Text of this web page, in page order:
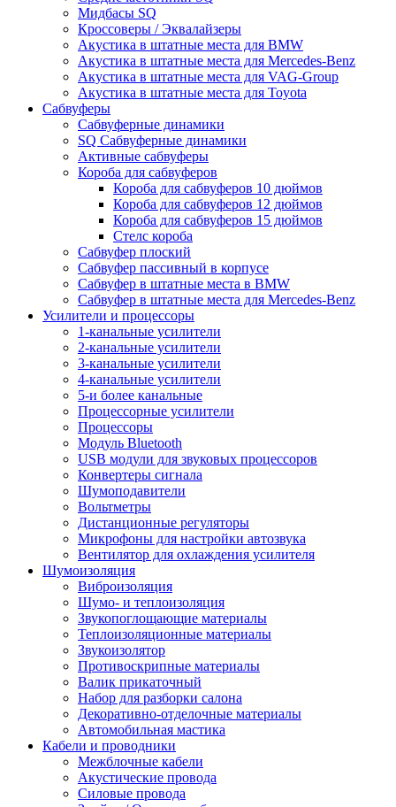
Мидбасы SQ
Кроссоверы / Эквалайзеры
Акустика в штатные места для BMW
Акустика в штатные места для Mercedes-Benz
Акустика в штатные места для VAG-Group
Акустика в штатные места для Toyota
Сабвуферы
Сабвуферные динамики
SQ Сабвуферные динамики
Активные сабвуферы
Короба для сабвуферов
Короба для сабвуферов 10 дюймов
Короба для сабвуферов 12 дюймов
Короба для сабвуферов 15 дюймов
Стелс короба
Cабвуфер плоский
Сабвуфер пассивный в корпусе
Сабвуфер в штатные места в BMW
Сабвуфер в штатные места для Mercedes-Benz
Усилители и процессоры
1-канальные усилители
2-канальные усилители
3-канальные усилители
4-канальные усилители
5-и более канальные
Процессорные усилители
Процессоры
Модуль Bluetooth
USB модули для звуковых процессоров
Конвертеры сигнала
Шумоподавители
Вольтметры
Дистанционные регуляторы
Микрофоны для настройки автозвука
Вентилятор для охлаждения усилителя
Шумоизоляция
Виброизоляция
Шумо- и теплоизоляция
Звукопоглощающие материалы
Теплоизоляционные материалы
Звукоизолятор
Противоскрипные материалы
Валик прикаточный
Набор для разборки салона
Декоративно-отделочные материалы
Автомобильная мастика
Кабели и проводники
Межблочные кабели
Акустические провода
Силовые провода